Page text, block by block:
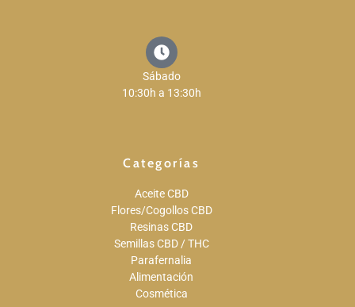
Sábado
10:30h a 13:30h
Categorías
Aceite CBD
Flores/Cogollos CBD
Resinas CBD
Semillas CBD / THC
Parafernalia
Alimentación
Cosmética